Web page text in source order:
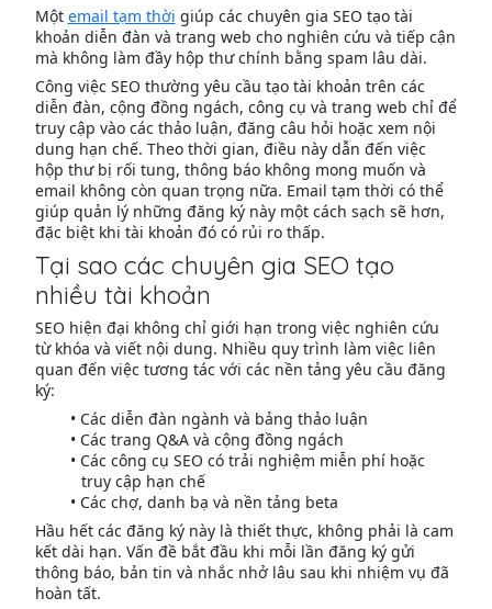
Một email tạm thời giúp các chuyên gia SEO tạo tài
khoản diễn đàn và trang web cho nghiên cứu và tiếp cận
mà không làm đầy hộp thư chính bằng spam lâu dài.
Công việc SEO thường yêu cầu tạo tài khoản trên các
diễn đàn, cộng đồng ngách, công cụ và trang web chỉ để
truy cập vào các thảo luận, đăng câu hỏi hoặc xem nội
dung hạn chế. Theo thời gian, điều này dẫn đến việc
hộp thư bị rối tung, thông báo không mong muốn và
email không còn quan trọng nữa. Email tạm thời có thể
giúp quản lý những đăng ký này một cách sạch sẽ hơn,
đặc biệt khi tài khoản đó có rủi ro thấp.
Tại sao các chuyên gia SEO tạo
nhiều tài khoản
SEO hiện đại không chỉ giới hạn trong việc nghiên cứu
từ khóa và viết nội dung. Nhiều quy trình làm việc liên
quan đến việc tương tác với các nền tảng yêu cầu đăng
ký:
Các diễn đàn ngành và bảng thảo luận
Các trang Q&A và cộng đồng ngách
Các công cụ SEO có trải nghiệm miễn phí hoặc
truy cập hạn chế
Các chợ, danh bạ và nền tảng beta
Hầu hết các đăng ký này là thiết thực, không phải là cam
kết dài hạn. Vấn đề bắt đầu khi mỗi lần đăng ký gửi
thông báo, bản tin và nhắc nhở lâu sau khi nhiệm vụ đã
hoàn tất.